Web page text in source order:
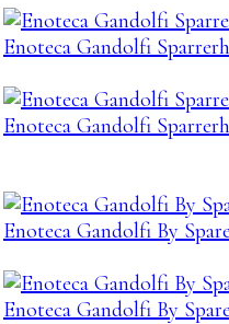
Enoteca Gandolfi
Enoteca Gandolfi
Enoteca Gandolfi By
Enoteca Gandolfi By